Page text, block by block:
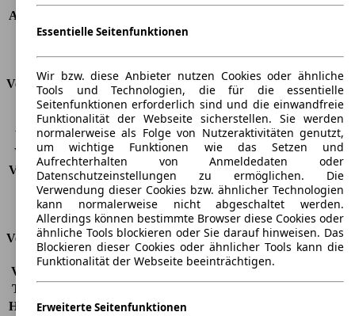
Anhängelast (ungebremst)
Anhängelast (gebremst)
1500 kg
Verbrauch
CO2 Emissionen*
114 g/km (komb.)
Verbrauch (Stadt)
4,9 l/100km
Verbrauch (Land)
4,0 l/100km
Verbrauch (komb.)* 4,3 l/100km
Schadstoffklasse
EU6d-Temp
Tankinhalt
50 l
Versicherungsklassen
Vollkasko
Teilkasko
Haftpflicht -
Essentielle Seitenfunktionen
Wir bzw. diese Anbieter nutzen Cookies oder ähnliche
Tools und Technologien, die für die essentielle
Seitenfunktionen erforderlich sind und die einwandfreie
Funktionalität der Webseite sicherstellen. Sie werden
normalerweise als Folge von Nutzeraktivitäten genutzt,
um wichtige Funktionen wie das Setzen und
Aufrechterhalten von Anmeldedaten oder
Datenschutzeinstellungen zu ermöglichen. Die
Verwendung dieser Cookies bzw. ähnlicher Technologien
kann normalerweise nicht abgeschaltet werden.
Allerdings können bestimmte Browser diese Cookies oder
ähnliche Tools blockieren oder Sie darauf hinweisen. Das
Blockieren dieser Cookies oder ähnlicher Tools kann die
Funktionalität der Webseite beeinträchtigen.
Erweiterte Seitenfunktionen